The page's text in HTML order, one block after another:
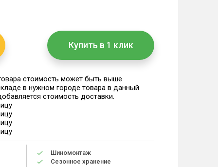
Купить в 1 клик
стоимость может быть выше
в нужном городе товара в данный
стоимость доставки.
Шиномонтаж
Сезонное хранение